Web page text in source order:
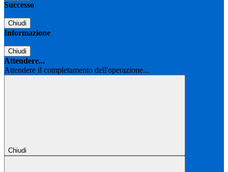
Successo
Chiudi
Informazione
Chiudi
Attendere...
Attendere il completamento dell'operazione...
Chiudi